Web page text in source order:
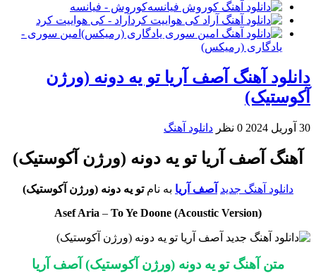
کوروش - فیانسه
آراد - کی هواییت کرد
امین سوری -
یادگاری (رمیکس)
دانلود آهنگ آصف آریا تو یه دونه (ورژن
آکوستیک)
30 آوریل 2024 0 نظر دانلود آهنگ
آهنگ آصف آریا تو یه دونه (ورژن آکوستیک)
دانلود آهنگ جدید آصف آریا به نامتو یه دونه (ورژن آکوستیک)
Asef Aria – To Ye Doone (Acoustic Version)
متن آهنگ تو یه دونه (ورژن آکوستیک) آصف آریا